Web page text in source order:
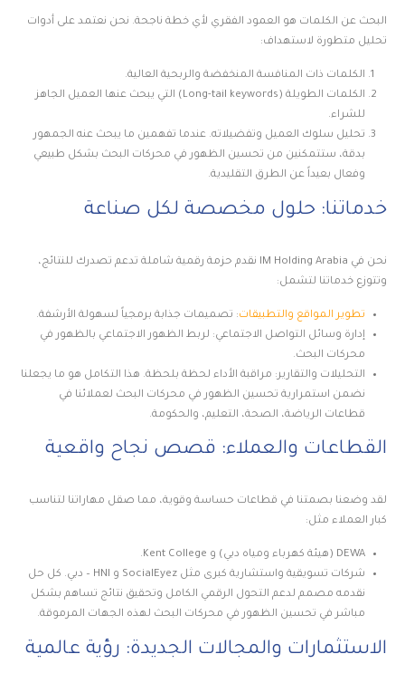
البحث عن الكلمات هو العمود الفقري لأي خطة ناجحة. نحن نعتمد على أدوات
تحليل متطورة لاستهداف:
الكلمات ذات المنافسة المنخفضة والربحية العالية.
الكلمات الطويلة (Long-tail keywords) التي يبحث عنها العميل الجاهز
للشراء.
تحليل سلوك العميل وتفضيلاته. عندما تفهمين ما يبحث عنه الجمهور
بدقة، ستتمكنين من تحسين الظهور في محركات البحث بشكل طبيعي
وفعال بعيداً عن الطرق التقليدية.
خدماتنا: حلول مخصصة لكل صناعة
نحن في IM Holding Arabia نقدم حزمة رقمية شاملة تدعم تصدرك للنتائج،
وتتوزع خدماتنا لتشمل:
تطوير المواقع والتطبيقات: تصميمات جذابة برمجياً لسهولة الأرشفة.
إدارة وسائل التواصل الاجتماعي: لربط الظهور الاجتماعي بالظهور في
محركات البحث.
التحليلات والتقارير: مراقبة الأداء لحظة بلحظة. هذا التكامل هو ما يجعلنا
نضمن استمرارية تحسين الظهور في محركات البحث لعملائنا في
قطاعات الرياضة، الصحة، التعليم، والحكومة.
القطاعات والعملاء: قصص نجاح واقعية
لقد وضعنا بصمتنا في قطاعات حساسة وقوية، مما صقل مهاراتنا لتناسب
كبار العملاء مثل:
DEWA (هيئة كهرباء ومياه دبي) و Kent College.
شركات تسويقية واستشارية كبرى مثل SocialEyez و HNI – دبي. كل حل
نقدمه مصمم لدعم التحول الرقمي الكامل وتحقيق نتائج تساهم بشكل
مباشر في تحسين الظهور في محركات البحث لهذه الجهات المرموقة.
الاستثمارات والمجالات الجديدة: رؤية عالمية